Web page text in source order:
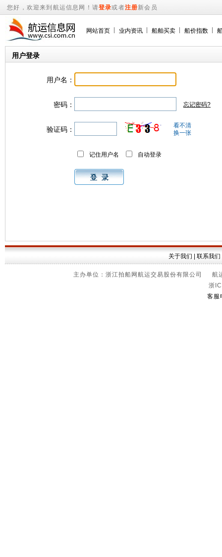
您好，欢迎来到航运信息网！请登录或者注册新会员
网站首页 业内资讯 船舶买卖 船价指数
用户登录
用户名：
密码： 忘记密码?
验证码：
看不清
换一张
记住用户名 自动登录
关于我们 联系我们
主办单位：浙江拍船网航运交易股份有限公司
浙
客服